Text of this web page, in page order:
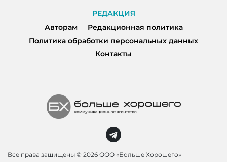
РЕДАКЦИЯ
Авторам
Редакционная политика
Политика обработки персональных данных
Контакты
Все права защищены © 2026 ООО «Больше Хорошего»